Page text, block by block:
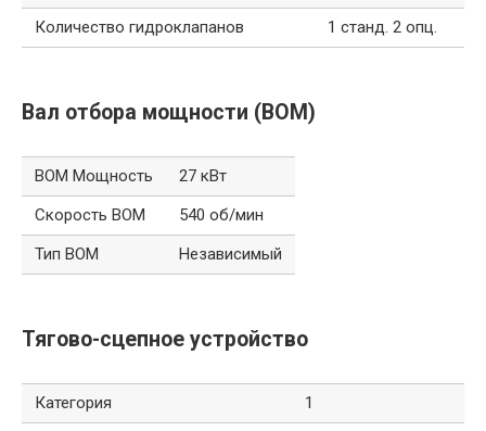
Количество гидроклапанов 1 станд. 2 опц.
Вал отбора мощности (ВОМ)
ВОМ Мощность
27 кВт
Скорость ВОМ
540 об/мин
Тип ВОМ
Независимый
Тягово-сцепное устройство
Категория
1